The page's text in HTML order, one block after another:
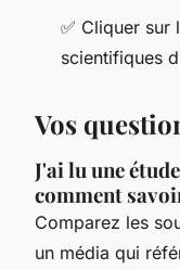
✅ Cliquer sur
scientifiques
Vos
J'ai lu une
comment
Comparez les
un média qui